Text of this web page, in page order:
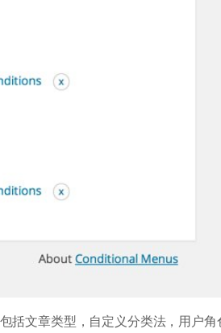
括文章类型，自定义分类法，用户角